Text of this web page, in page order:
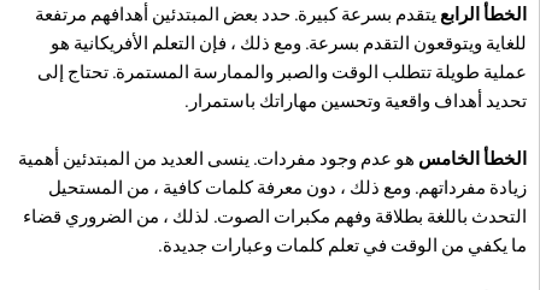
الخطأ الرابع يتقدم بسرعة كبيرة. حدد بعض المبتدئين أهدافهم مرتفعة
للغاية ويتوقعون التقدم بسرعة. ومع ذلك ، فإن التعلم الأفريكانية هو
عملية طويلة تتطلب الوقت والصبر والممارسة المستمرة. تحتاج إلى
تحديد أهداف واقعية وتحسين مهاراتك باستمرار.
الخطأ الخامس هو عدم وجود مفردات. ينسى العديد من المبتدئين أهمية
زيادة مفرداتهم. ومع ذلك ، دون معرفة كلمات كافية ، من المستحيل
التحدث باللغة بطلاقة وفهم مكبرات الصوت. لذلك ، من الضروري قضاء
ما يكفي من الوقت في تعلم كلمات وعبارات جديدة.